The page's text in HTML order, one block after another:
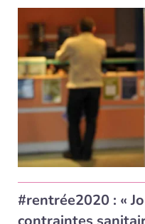
#rentrée2020 : «